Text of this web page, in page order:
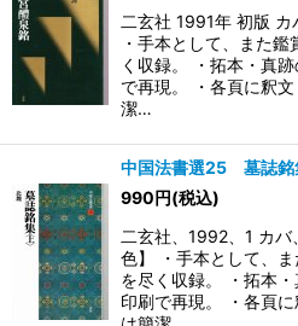
二玄社 1991年 初版 カ
・手本として、また
く収録。 ・拓本・真
で再現。 ・各頁に釈
潔…
中国法書選25 墓誌
990円(税込)
二玄社、1992、1 カ
色】 ・手本として、
を尽く収録。 ・拓本
印刷で再現。 ・各頁